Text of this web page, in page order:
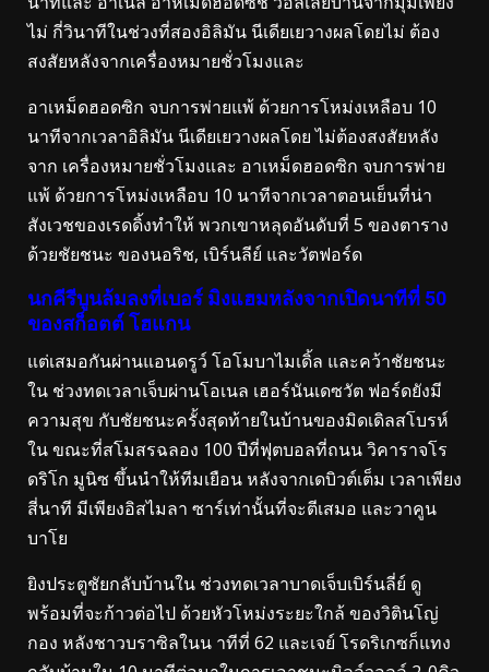
ไม่ กี่วินาทีในช่วงที่สองอิลิมัน นีเดียเยวางผลโดยไม่ ต้อง
สงสัยหลังจากเครื่องหมายชั่วโมงและ
อาเหม็ดฮอดซิก จบการพ่ายแพ้ ด้วยการโหม่งเหลือบ 10
นาทีจากเวลาอิลิมัน นีเดียเยวางผลโดย ไม่ต้องสงสัยหลัง
จาก เครื่องหมายชั่วโมงและ อาเหม็ดฮอดซิก จบการพ่าย
แพ้ ด้วยการโหม่งเหลือบ 10 นาทีจากเวลาตอนเย็นที่น่า
สังเวชของเรดดิ้งทำให้ พวกเขาหลุดอันดับที่ 5 ของตาราง
ด้วยชัยชนะ ของนอริช, เบิร์นลีย์ และวัตฟอร์ด
นกคีรีบูนล้มลงที่เบอร์ มิงแฮมหลังจากเปิดนาทีที่ 50
ของสก็อตต์ โฮแกน
แต่เสมอกันผ่านแอนดรูว์ โอโมบาไมเดิ้ล และคว้าชัยชนะ
ใน ช่วงทดเวลาเจ็บผ่านโอเนล เฮอร์นันเดซวัต ฟอร์ดยังมี
ความสุข กับชัยชนะครั้งสุดท้ายในบ้านของมิดเดิลสโบรห์
ใน ขณะที่สโมสรฉลอง 100 ปีที่ฟุตบอลที่ถนน วิคาราจโร
ดริโก มูนิซ ขึ้นนำให้ทีมเยือน หลังจากเดบิวต์เต็ม เวลาเพียง
สี่นาที มีเพียงอิสไมลา ซาร์เท่านั้นที่จะตีเสมอ และวาคูน
บาโย
ยิงประตูชัยกลับบ้านใน ช่วงทดเวลาบาดเจ็บเบิร์นลี่ย์ ดู
พร้อมที่จะก้าวต่อไป ด้วยหัวโหม่งระยะใกล้ ของวิตินโญ่
กอง หลังชาวบราซิลในน าทีที่ 62 และเจย์ โรดริเกซก็แทง